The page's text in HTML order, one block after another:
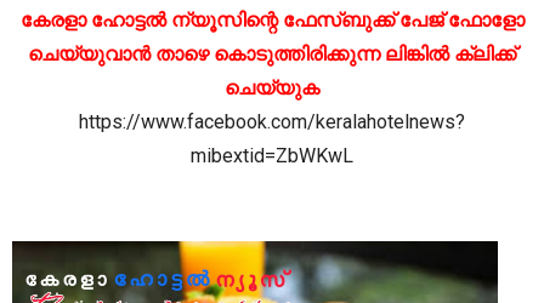
കേരളാ ഹോട്ടൽ ന്യൂസിന്റെ ഫേസ്ബുക്ക് പേജ് ഫോളോ
ചെയ്യുവാൻ താഴെ കൊടുത്തിരിക്കുന്ന ലിങ്കിൽ ക്ലിക്ക്
ചെയ്യുക
https://www.facebook.com/keralahotelnews?
mibextid=ZbWKwL